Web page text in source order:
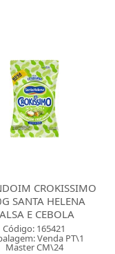
CROKISSIMO
SANTA HELENA
E CEBOLA
Código: 165421
Venda PT\1
Master CM\24